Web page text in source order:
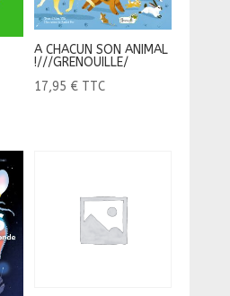
A CHACUN SON ANIMAL
!///GRENOUILLE/
17,95 € TTC